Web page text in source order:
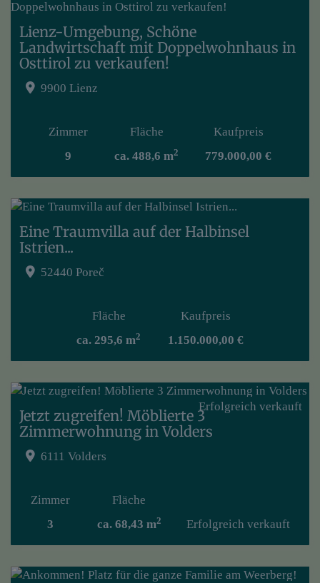
Lienz-Umgebung, Schöne
Landwirtschaft mit Doppelwohnhaus in
Osttirol zu verkaufen!
9900 Lienz
Zimmer
9
Fläche
ca. 488,6 m2
Kaufpreis
779.000,00 €
Eine Traumvilla auf der Halbinsel
Istrien...
52440 Poreč
Fläche
ca. 295,6 m2
Kaufpreis
1.150.000,00 €
Erfolgreich verkauft
Jetzt zugreifen! Möblierte 3
Zimmerwohnung in Volders
6111 Volders
Zimmer
3
Fläche
ca. 68,43 m2 Erfolgreich verkauft